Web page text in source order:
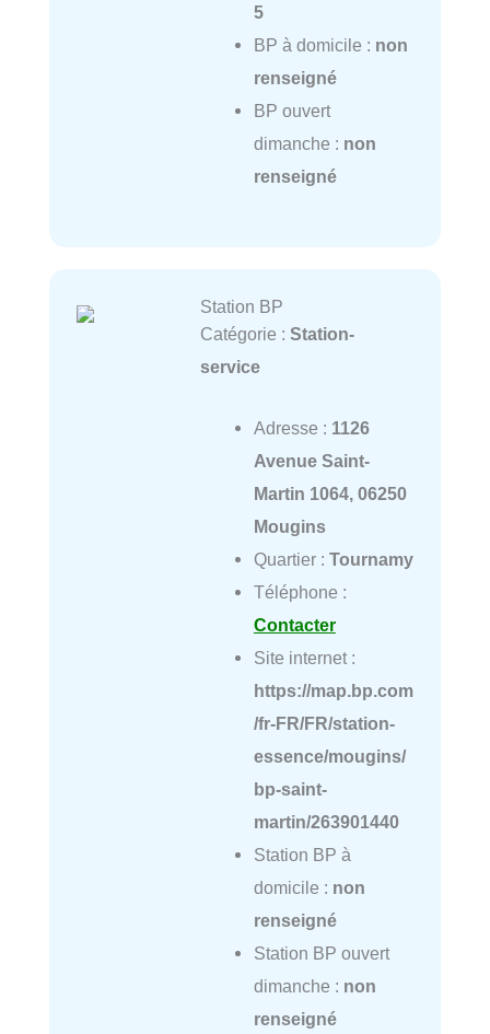
5
BP à domicile : non
renseigné
BP ouvert
dimanche : non
renseigné
Station BP
Catégorie : Station-
service
Adresse : 1126
Avenue Saint-
Martin 1064, 06250
Mougins
Quartier : Tournamy
Téléphone :
Contacter
Site internet :
https://map.bp.com
/fr-FR/FR/station-
essence/mougins/
bp-saint-
martin/263901440
Station BP à
domicile : non
renseigné
Station BP ouvert
dimanche : non
renseigné